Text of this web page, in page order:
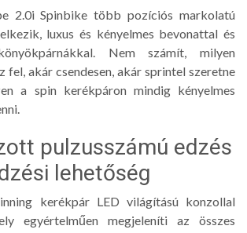
2.0i Spinbike több pozíciós markolatú
luxus és kényelmes bevonattal és
Nem számít, milyen
fel, akár csendesen, akár sprintel szeretne
a spin kerékpáron mindig kényelmes
pulzusszámú edzés
lehetőség
kerékpár LED világítású konzollal
egyértelműen megjeleníti az összes